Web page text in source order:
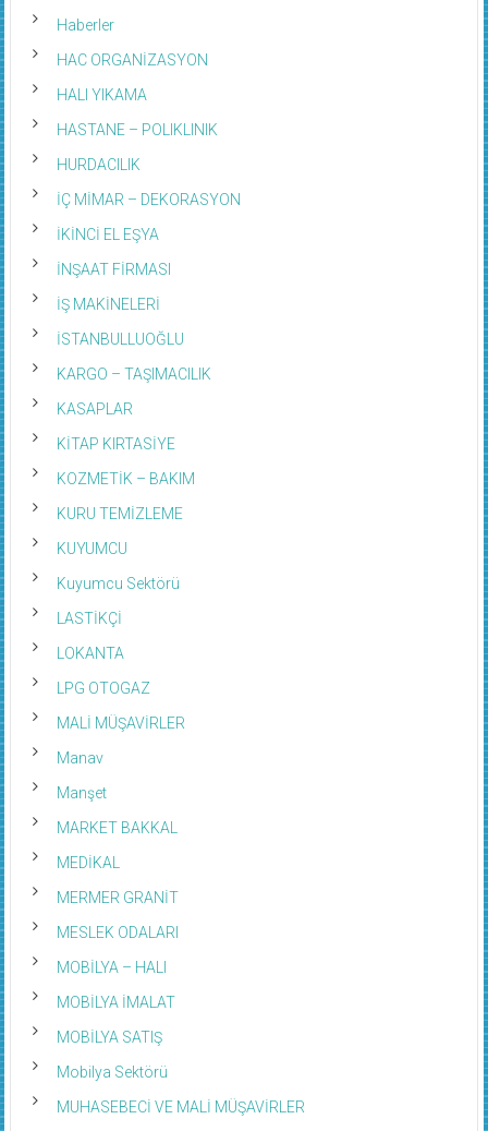
Haberler
HAC ORGANİZASYON
HALI YIKAMA
HASTANE – POLIKLINIK
HURDACILIK
İÇ MİMAR – DEKORASYON
İKİNCİ EL EŞYA
İNŞAAT FİRMASI
İŞ MAKİNELERİ
İSTANBULLUOĞLU
KARGO – TAŞIMACILIK
KASAPLAR
KİTAP KIRTASİYE
KOZMETİK – BAKIM
KURU TEMİZLEME
KUYUMCU
Kuyumcu Sektörü
LASTİKÇİ
LOKANTA
LPG OTOGAZ
MALİ MÜŞAVİRLER
Manav
Manşet
MARKET BAKKAL
MEDİKAL
MERMER GRANİT
MESLEK ODALARI
MOBİLYA – HALI
MOBİLYA İMALAT
MOBİLYA SATIŞ
Mobilya Sektörü
MUHASEBECİ VE MALİ MÜŞAVİRLER